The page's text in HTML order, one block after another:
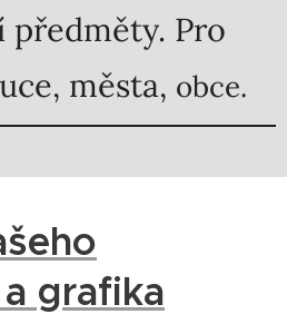
předměty. Pro
města, obce.
grafika